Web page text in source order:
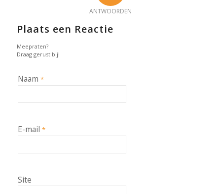
ANTWOORDEN
Plaats een Reactie
Meepraten?
Draag gerust bij!
Naam *
E-mail *
Site